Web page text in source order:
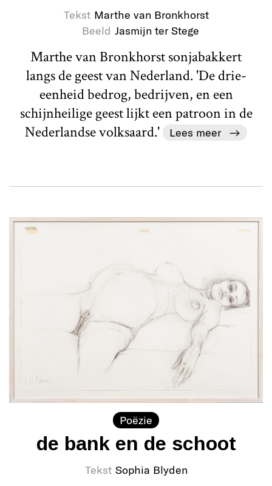
Tekst Marthe van Bronkhorst
Beeld Jasmijn ter Stege
Marthe van Bronkhorst sonjabakkert
langs de geest van Nederland. 'De drie-
eenheid bedrog, bedrijven, en een
schijnheilige geest lijkt een patroon in de
Nederlandse volksaard.'
Lees meer
Poëzie
de bank en de schoot
Tekst Sophia Blyden